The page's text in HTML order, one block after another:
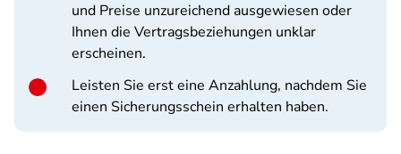
und Preise unzureichend ausgewiesen oder
Ihnen die Vertragsbeziehungen unklar
erscheinen.
Leisten Sie erst eine Anzahlung, nachdem Sie
einen Sicherungsschein erhalten haben.